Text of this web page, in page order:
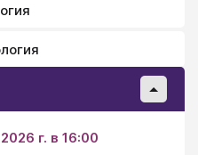
г. в 16:00